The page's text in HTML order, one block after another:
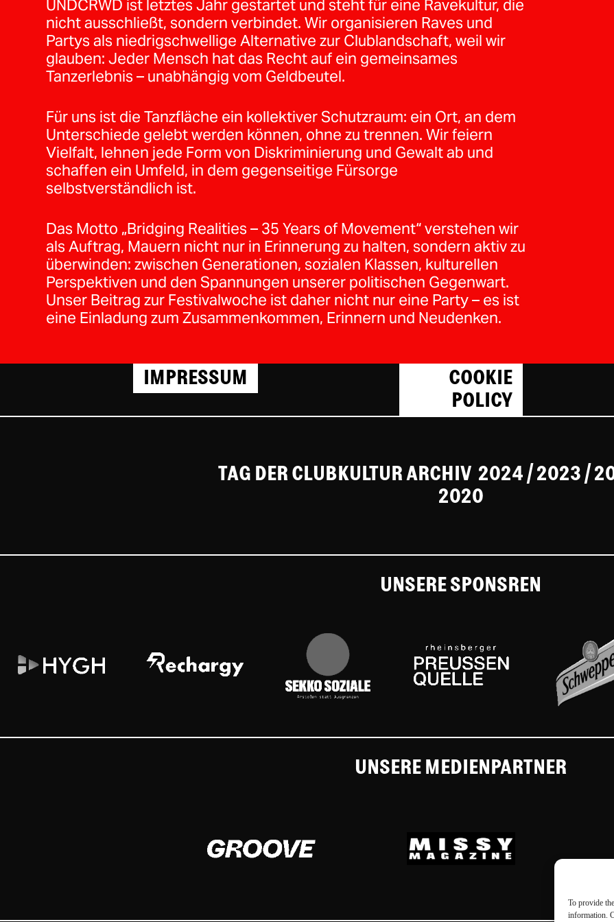
To provide
information.
UNDCRWD ist letztes Jahr gestartet und steht für eine Ravekultur, die
nicht ausschließt, sondern verbindet. Wir organisieren Raves und
Partys als niedrigschwellige Alternative zur Clublandschaft, weil wir
glauben: Jeder Mensch hat das Recht auf ein gemeinsames
Tanzerlebnis – unabhängig vom Geldbeutel.
Für uns ist die Tanzfläche ein kollektiver Schutzraum: ein Ort, an dem
Unterschiede gelebt werden können, ohne zu trennen. Wir feiern
Vielfalt, lehnen jede Form von Diskriminierung und Gewalt ab und
schaffen ein Umfeld, in dem gegenseitige Fürsorge
selbstverständlich ist.
Das Motto „Bridging Realities – 35 Years of Movement“ verstehen wir
als Auftrag, Mauern nicht nur in Erinnerung zu halten, sondern aktiv zu
überwinden: zwischen Generationen, sozialen Klassen, kulturellen
Perspektiven und den Spannungen unserer politischen Gegenwart.
Unser Beitrag zur Festivalwoche ist daher nicht nur eine Party – es ist
eine Einladung zum Zusammenkommen, Erinnern und Neudenken.
IMPRESSUM
COOKIE
POLICY
TAG DER CLUBKULTUR ARCHIV 2024 / 2023 /
2020
UNSERE SPONSREN
UNSERE MEDIENPARTNER